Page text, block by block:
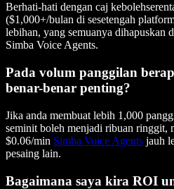
Berhati-hati dengan caj
($1,000+/bulan di sesetengah
lebihan, yang semuanya dihapuskan
Simba Voice Agents.
Pada volum panggilan
benar-benar penting?
Jika anda membuat lebih 1,000
seminit boleh menjadi ribuan ringgit,
$0.06/min Simba Voice Agents jauh
pesaing lain.
Bagaimana saya kira ROI